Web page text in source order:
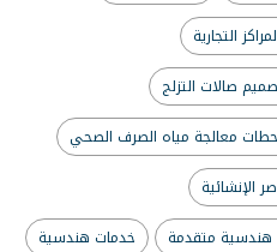
التجارية
صالات التزلج
معالجة مياه الصرف الصحي
الإنشائية
هندسية متقدمة
خدمات هندسية